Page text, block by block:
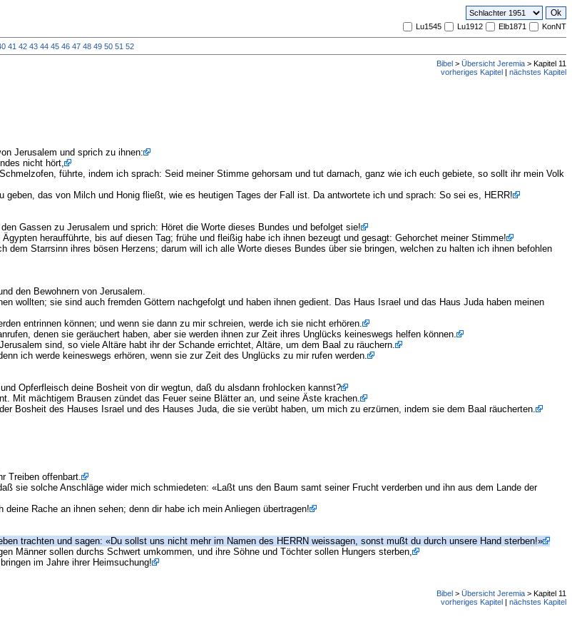
Lu1545 Lu1912 Elb1871 KonNT
41 42 43 44 45 46 47 48 49 50 51 52
Bibel > Übersicht Jeremia > Kapitel 11
vorheriges Kapitel | nächstes Kapitel
Jerusalem und sprich zu ihnen:
nicht hört,
führte, indem ich sprach: Seid meiner Stimme gehorsam und tut darnach, ganz wie ich euch gebiete, so sollt ihr mein Volk
das von Milch und Honig fließt, wie es heutigen Tages der Fall ist. Da antwortete ich und sprach: So sei es, HERR!
Gassen zu Jerusalem und sprich: Höret die Worte dieses Bundes und befolget sie!
heraufführte, bis auf diesen Tag; frühe und fleißig habe ich ihnen bezeugt und gesagt: Gehorchet meiner Stimme!
Starrsinn ihres bösen Herzens; darum will ich alle Worte dieses Bundes über sie bringen, welchen zu halten ich ihnen befohlen
den Bewohnern von Jerusalem.
wollten; sie sind auch fremden Göttern nachgefolgt und haben ihnen gedient. Das Haus Israel und das Haus Juda haben meinen
entrinnen können; und wenn sie dann zu mir schreien, werde ich sie nicht erhören.
denen sie geräuchert haben, aber sie werden ihnen zur Zeit ihres Unglücks keineswegs helfen können.
sind, so viele Altäre habt ihr der Schande errichtet, Altäre, um dem Baal zu räuchern.
ich werde keineswegs erhören, wenn sie zur Zeit des Unglücks zu mir rufen werden.
Opferfleisch deine Bosheit von dir wegtun, daß du alsdann frohlocken kannst?
Mit mächtigem Brausen zündet das Feuer seine Blätter an, und seine Äste krachen.
Bosheit des Hauses Israel und des Hauses Juda, die sie verübt haben, um mich zu erzürnen, indem sie dem Baal räucherten.
Treiben offenbart.
sie solche Anschläge wider mich schmiedeten: «Laßt uns den Baum samt seiner Frucht verderben und ihn aus dem Lande der
Rache an ihnen sehen; denn dir habe ich mein Anliegen übertragen!
trachten und sagen: «Du sollst uns nicht mehr im Namen des HERRN weissagen, sonst mußt du durch unsere Hand sterben!»
Männer sollen durchs Schwert umkommen, und ihre Söhne und Töchter sollen Hungers sterben,
im Jahre ihrer Heimsuchung!
Bibel > Übersicht Jeremia > Kapitel 11
vorheriges Kapitel nächstes Kapitel